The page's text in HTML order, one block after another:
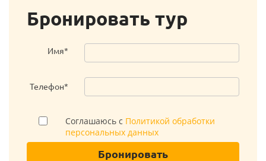
Бронировать тур
Имя*
Телефон*
Соглашаюсь с Политикой обработки
персональных данных
Бронировать